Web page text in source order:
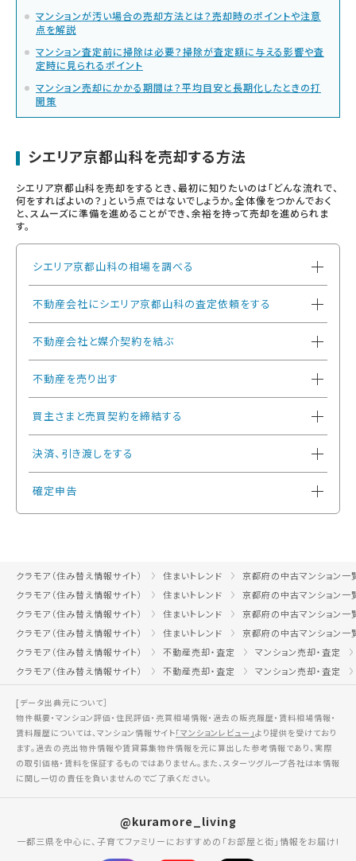
マンションが汚い場合の売却方法とは？売却時のポイントや注意
点を解説
マンション査定前に掃除は必要？掃除が査定額に与える影響や査
定時に見られるポイント
マンション売却にかかる期間は？平均目安と長期化したときの打
開策
シエリア京都山科を売却する方法
シエリア京都山科を売却をするとき、最初に知りたいのは「どんな流れで、
何をすればよいの？」という点ではないでしょうか。全体像をつかんでおく
と、スムーズに準備を進めることができ、余裕を持って売却を進められま
す。
シエリア京都山科の相場を調べる
不動産会社にシエリア京都山科の査定依頼をする
不動産会社と媒介契約を結ぶ
不動産を売り出す
買主さまと売買契約を締結する
決済、引き渡しをする
確定申告
クラモア（住み替え情報サイト） 住まいトレンド
京都府の中古マンション一
クラモア（住み替え情報サイト）
住まいトレンド
京都府の中古マンション一
クラモア（住み替え情報サイト）
住まいトレンド
京都府の中古マンション一
クラモア（住み替え情報サイト）
住まいトレンド
京都府の中古マンション一
クラモア（住み替え情報サイト）
不動産売却・査定
マンション売却・査定
クラモア（住み替え情報サイト）
不動産売却・査定 マンション売却・査定
[データ出典元について］
物件概要・マンション評価・住民評価・売買相場情報・過去の販売履歴・賃料相場情報・
賃料履歴については、マンション情報サイト「マンションレビュー」より提供を受けており
ます。過去の売出物件情報や賃貸募集物件情報を元に算出した参考情報であり、実際
の取引価格・賃料を保証するものではありません。また、スターツグループ各社は本情報
に関し一切の責任を負いませんのでご了承ください。
@kuramore_living
一都三県を中心に、子育てファミリーにおすすめの「お部屋と街」情報をお届け!